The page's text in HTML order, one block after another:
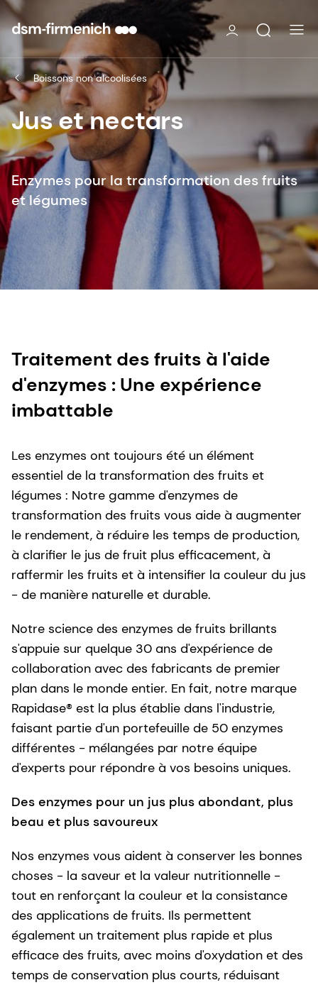
Boissons non alcoolisées
Jus et nectars
Enzymes pour la transformation des fruits
et légumes
Traitement des fruits à l'aide
d'enzymes : Une expérience
imbattable
Les enzymes ont toujours été un élément
essentiel de la transformation des fruits et
légumes : Notre gamme d'enzymes de
transformation des fruits vous aide à augmenter
le rendement, à réduire les temps de production,
à clarifier le jus de fruit plus efficacement, à
raffermir les fruits et à intensifier la couleur du jus
- de manière naturelle et durable.
Notre science des enzymes de fruits brillants
s'appuie sur quelque 30 ans d'expérience de
collaboration avec des fabricants de premier
plan dans le monde entier. En fait, notre marque
Rapidase® est la plus établie dans l'industrie,
faisant partie d'un portefeuille de 50 enzymes
différentes - mélangées par notre équipe
d'experts pour répondre à vos besoins uniques.
Des enzymes pour un jus plus abondant, plus
beau et plus savoureux
Nos enzymes vous aident à conserver les bonnes
choses - la saveur et la valeur nutritionnelle -
tout en renforçant la couleur et la consistance
des applications de fruits. Ils permettent
également un traitement plus rapide et plus
efficace des fruits, avec moins d'oxydation et des
temps de conservation plus courts, réduisant